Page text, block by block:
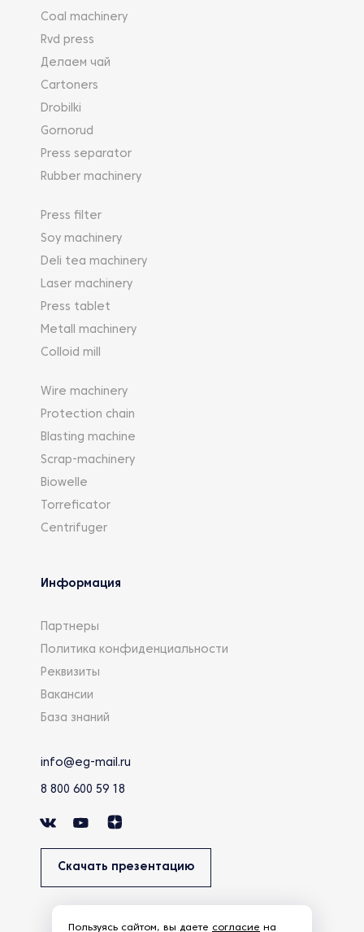
Coal machinery
Rvd press
Делаем чай
Cartoners
Drobilki
Gornorud
Press separator
Rubber machinery
Press filter
Soy machinery
Deli tea machinery
Laser machinery
Press tablet
Metall machinery
Colloid mill
Wire machinery
Protection chain
Blasting machine
Scrap-machinery
Biowelle
Torreficator
Centrifuger
Информация
Партнеры
Политика конфиденциальности
Реквизиты
Вакансии
База знаний
info@eg-mail.ru
8 800 600 59 18
Скачать презентацию
Пользуясь сайтом, вы даете согласие на